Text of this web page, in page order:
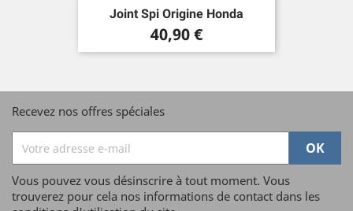
Joint Spi Origine Honda
Prix
40,90 €
Recevez nos offres spéciales
Vous pouvez vous désinscrire à tout moment. Vous
trouverez pour cela nos informations de contact dans les